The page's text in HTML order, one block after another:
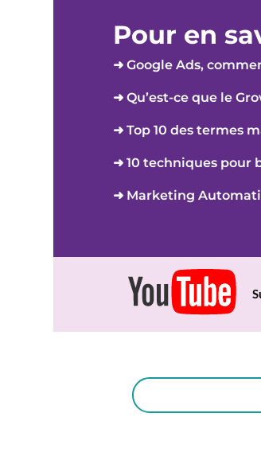
Pour en
➜ Google Ads,
➜ Qu’est-ce que le
➜ Top 10 des termes
➜ 10 techniques pour
➜ Marketing